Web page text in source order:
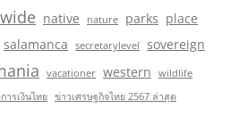
native nature parks place
salamanca secretarylevel sovereign
vacationer western
wildlife
ารเงินไทย ข่าวเศรษฐกิจไทย 2567 ล่าสุด